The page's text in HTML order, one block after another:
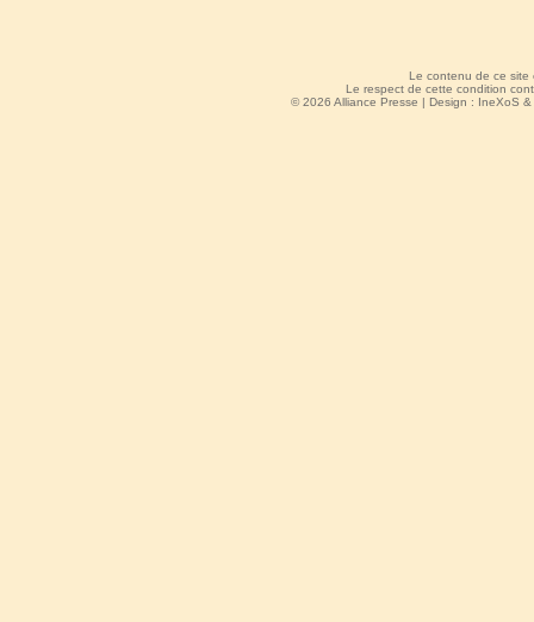
Le contenu de ce site
Le respect de cette condition
© 2026 Alliance Presse | Design : IneXoS &